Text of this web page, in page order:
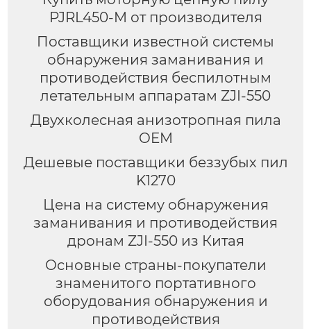
PJRL450-M от производителя
Поставщики известной системы
обнаружения заманивания и
противодействия беспилотным
летательным аппаратам ZJI-550
Двухколесная анизотропная пила
OEM
Дешевые поставщики беззубых пил
K1270
Цена на систему обнаружения
заманивания и противодействия
дронам ZJI-550 из Китая
Основные страны-покупатели
знаменитого портативного
оборудования обнаружения и
противодействия